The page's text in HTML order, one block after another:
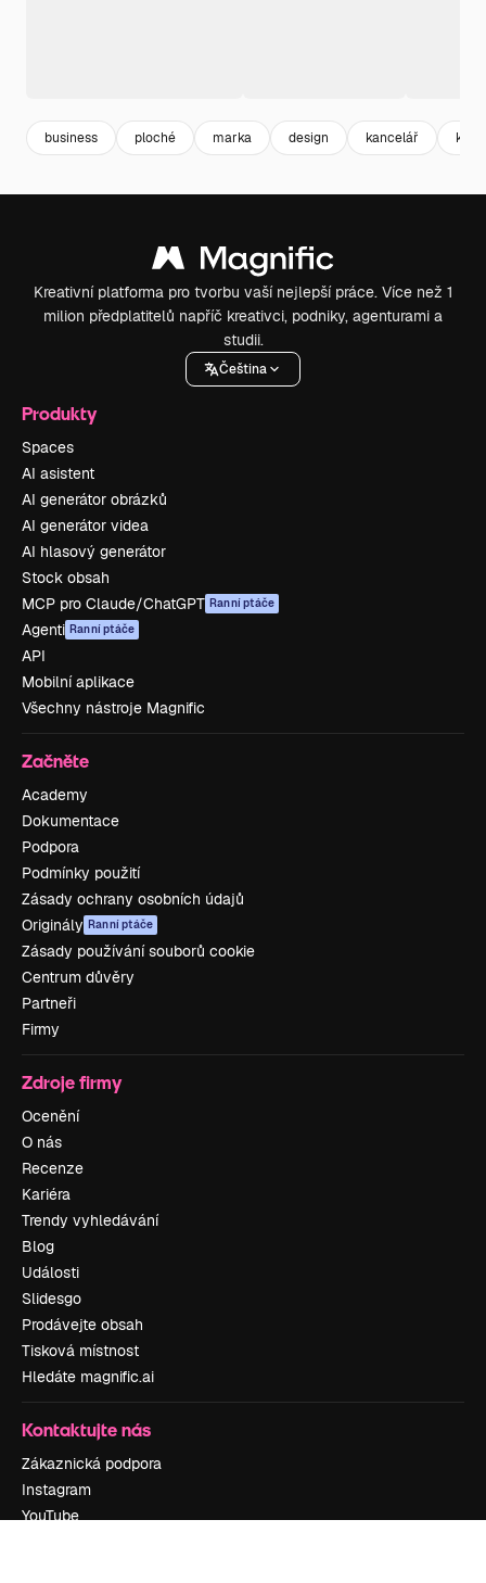
business ploché marka design kancelář
Kreativní platforma pro tvorbu vaší nejlepší práce. Více než 1
milion předplatitelů napříč kreativci, podniky, agenturami a
studii.
Čeština
Produkty
Spaces
AI asistent
AI generátor obrázků
AI generátor videa
AI hlasový generátor
Stock obsah
MCP pro Claude/ChatGPT Ranní ptáče
Agenti Ranní ptáče
API
Mobilní aplikace
Všechny nástroje Magnific
Začněte
Academy
Dokumentace
Podpora
Podmínky použití
Zásady ochrany osobních údajů
Originály Ranní ptáče
Zásady používání souborů cookie
Centrum důvěry
Partneři
Firmy
Zdroje firmy
Ocenění
O nás
Recenze
Kariéra
Trendy vyhledávání
Blog
Události
Slidesgo
Prodávejte obsah
Tisková místnost
Hledáte magnific.ai
Kontaktujte nás
Zákaznická podpora
Instagram
YouTube